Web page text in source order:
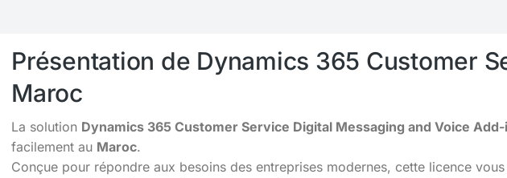
Présentation de Dynamics 365 Customer
Maroc
La solution Dynamics 365 Customer Service Digital Messaging and Voice Add-
facilement au Maroc.
Conçue pour répondre aux besoins des entreprises modernes, cette licence